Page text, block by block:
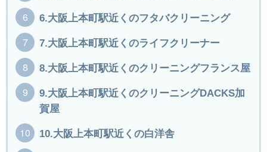
6.大阪上本町駅近くのフタバクリーニング
7.大阪上本町駅近くのライフクリーナー
8.大阪上本町駅近くのクリーニングフランス屋
9.大阪上本町駅近くのクリーニングDACKS加
賀屋
10.大阪上本町駅近くの白洋舎